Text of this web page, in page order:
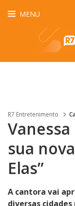
MENU
R7 Entretenimento
sua
Elas”
A cantora vai
diversas